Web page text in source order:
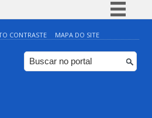
Simplifique!
Comunica BR
Participe
CONTRASTE MAPA DO SITE